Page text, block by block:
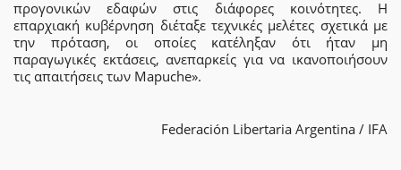
προγονικών εδαφών στις διάφορες κοινότητες. Η
επαρχιακή κυβέρνηση διέταξε τεχνικές μελέτες σχετικά με
την πρόταση, οι οποίες κατέληξαν ότι ήταν μη
παραγωγικές εκτάσεις, ανεπαρκείς για να ικανοποιήσουν
τις απαιτήσεις των Mapuche».
Federación Libertaria Argentina / IFA